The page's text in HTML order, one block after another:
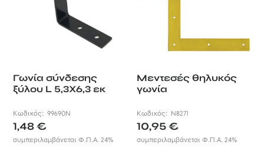
Γωνία σύνδεσης
ξύλου L 5,3X6,3 εκ
Κωδικός:99690N
1,48€
συμπεριλαμβάνεται Φ.Π.Α. 24%
Μεντεσές θηλυκός
γωνία
Κωδικός: N8271
10,95€
συμπεριλαμβάνεται Φ.Π.Α. 24%